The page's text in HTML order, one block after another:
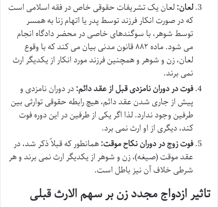
لعان:لعان یک تشریفات حقوقی خاص در فقه اسلامی است
که در صورت انکار فرزند توسط پدر یا اتهام زنا به همسر
توسط شوهر، با سوگندهای خاصی در محضر دادگاه انجام
می شود. ماده ۸۸۲ قانون مدنی بیان می کند که با وقوع
لعان، زن و شوهر و همچنین فرزند مورد انکار از یکدیگر ارث
نمی برند.
فوت در دوران نامزدی قبل از عقد دائم:در دوران نامزدی و
پیش از جاری شدن عقد دائم، هیچ رابطه حقوقی توارثی بین
طرفین وجود ندارد. لذا اگر یکی از طرفین در این دوره فوت
کند، دیگری از او ارث نمی برد.
فوت زوج در دوران نکاح موقت:همانطور که قبلاً ذکر شد، در
عقد موقت (صیغه)، زن و شوهر از یکدیگر ارث نمی برند و هر
شرطی خلاف آن نیز باطل است.
تاثیر ازدواج مجدد زن بر سهم الارث قبلی